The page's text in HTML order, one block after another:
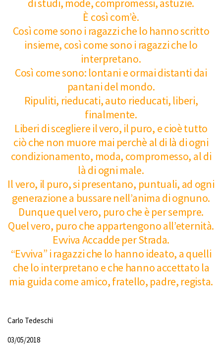
di studi, mode, compromessi, astuzie.
È così com’è.
Così come sono i ragazzi che lo hanno scritto
insieme, così come sono i ragazzi che lo
interpretano.
Così come sono: lontani e ormai distanti dai
pantani del mondo.
Ripuliti, rieducati, auto rieducati, liberi,
finalmente.
Liberi di scegliere il vero, il puro, e cioè tutto
ciò che non muore mai perchè al di là di ogni
condizionamento, moda, compromesso, al di
là di ogni male.
Il vero, il puro, si presentano, puntuali, ad ogni
generazione a bussare nell’anima di ognuno.
Dunque quel vero, puro che è per sempre.
Quel vero, puro che appartengono all’eternità.
Evviva Accadde per Strada.
“Evviva” i ragazzi che lo hanno ideato, a quelli
che lo interpretano e che hanno accettato la
mia guida come amico, fratello, padre, regista.
Carlo Tedeschi
03/05/2018